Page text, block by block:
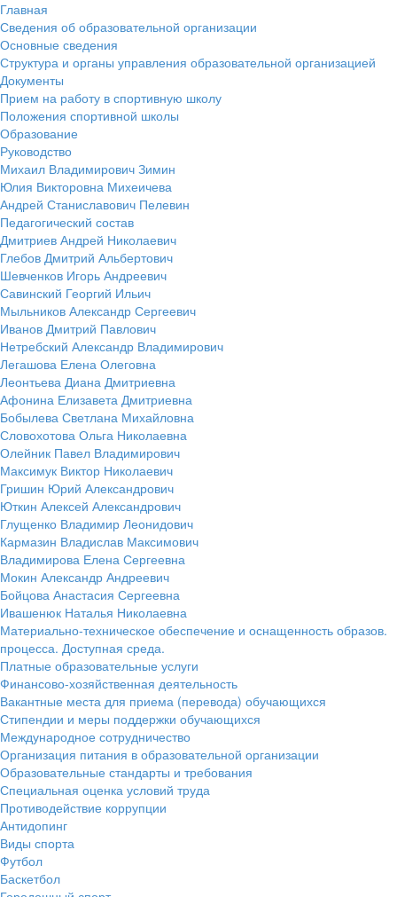
Главная
Сведения об образовательной организации
Основные сведения
Структура и органы управления образовательной организацией
Документы
Прием на работу в спортивную школу
Положения спортивной школы
Образование
Руководство
Михаил Владимирович Зимин
Юлия Викторовна Михеичева
Андрей Станиславович Пелевин
Педагогический состав
Дмитриев Андрей Николаевич
Глебов Дмитрий Альбертович
Шевченков Игорь Андреевич
Савинский Георгий Ильич
Мыльников Александр Сергеевич
Иванов Дмитрий Павлович
Нетребский Александр Владимирович
Легашова Елена Олеговна
Леонтьева Диана Дмитриевна
Афонина Елизавета Дмитриевна
Бобылева Светлана Михайловна
Словохотова Ольга Николаевна
Олейник Павел Владимирович
Максимук Виктор Николаевич
Гришин Юрий Александрович
Юткин Алексей Александрович
Глущенко Владимир Леонидович
Кармазин Владислав Максимович
Владимирова Елена Сергеевна
Мокин Александр Андреевич
Бойцова Анастасия Сергеевна
Ивашенюк Наталья Николаевна
Материально-техническое обеспечение и оснащенность образов.
процесса. Доступная среда.
Платные образовательные услуги
Финансово-хозяйственная деятельность
Вакантные места для приема (перевода) обучающихся
Стипендии и меры поддержки обучающихся
Международное сотрудничество
Организация питания в образовательной организации
Образовательные стандарты и требования
Специальная оценка условий труда
Противодействие коррупции
Антидопинг
Виды спорта
Футбол
Баскетбол